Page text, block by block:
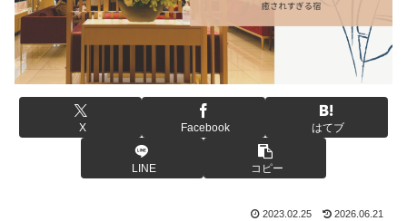
X Facebook はてブ
LINE コピー
2023.02.25 2026.06.21